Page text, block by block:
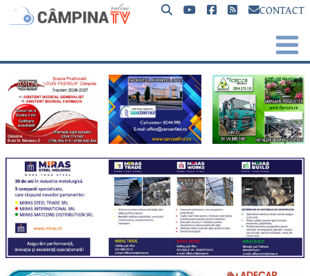
CONTACT